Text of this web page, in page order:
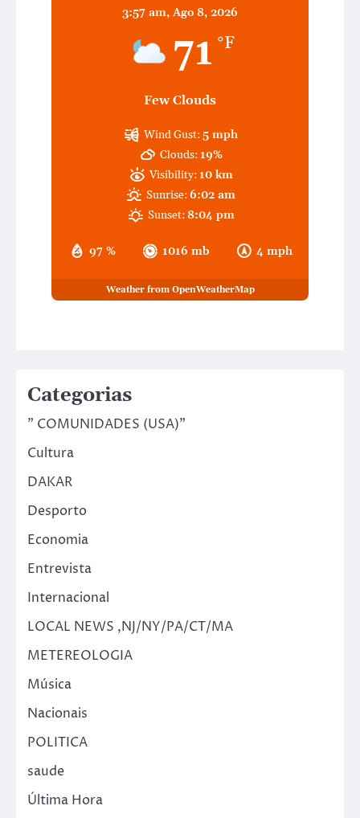
3:57 am, Ago 8, 2026
71 °F
Few Clouds
97 % 1016 mb 4 mph
Wind Gust:5 mph
Clouds: 19%
Visibility: 10 km
Sunrise:6:02 am
Sunset:8:04 pm
Weather from OpenWeatherMap
Categorias
" COMUNIDADES (USA)"
Cultura
DAKAR
Desporto
Economia
Entrevista
Internacional
LOCAL NEWS ,NJ/NY/PA/CT/MA
METEREOLOGIA
Música
Nacionais
POLITICA
saude
Última Hora